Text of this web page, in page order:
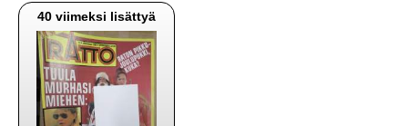
40 viimeksi lisättyä